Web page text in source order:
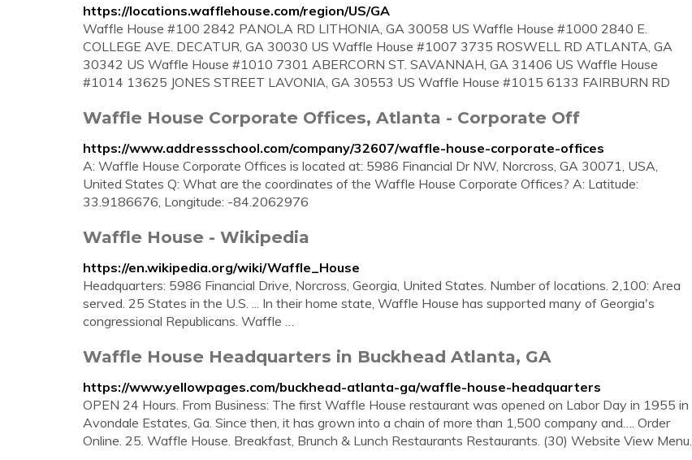
https://locations.wafflehouse.com/region/US/GA
Waffle House #100 2842 PANOLA RD LITHONIA, GA 30058 US Waffle House #1000 2840 E.
COLLEGE AVE. DECATUR, GA 30030 US Waffle House #1007 3735 ROSWELL RD ATLANTA, GA
30342 US Waffle House #1010 7301 ABERCORN ST. SAVANNAH, GA 31406 US Waffle House
#1014 13625 JONES STREET LAVONIA, GA 30553 US Waffle House #1015 6133 FAIRBURN RD
Waffle House Corporate Offices, Atlanta - Corporate Off
https://www.addressschool.com/company/32607/waffle-house-corporate-offices
A: Waffle House Corporate Offices is located at: 5986 Financial Dr NW, Norcross, GA 30071, USA,
United States Q: What are the coordinates of the Waffle House Corporate Offices? A: Latitude:
33.9186676, Longitude: -84.2062976
Waffle House - Wikipedia
https://en.wikipedia.org/wiki/Waffle_House
Headquarters: 5986 Financial Drive, Norcross, Georgia, United States. Number of locations. 2,100: Area
served. 25 States in the U.S. ... In their home state, Waffle House has supported many of Georgia's
congressional Republicans. Waffle …
Waffle House Headquarters in Buckhead Atlanta, GA
https://www.yellowpages.com/buckhead-atlanta-ga/waffle-house-headquarters
OPEN 24 Hours. From Business: The first Waffle House restaurant was opened on Labor Day in 1955 in
Avondale Estates, Ga. Since then, it has grown into a chain of more than 1,500 company and…. Order
Online. 25. Waffle House. Breakfast, Brunch & Lunch Restaurants Restaurants. (30) Website View Menu.